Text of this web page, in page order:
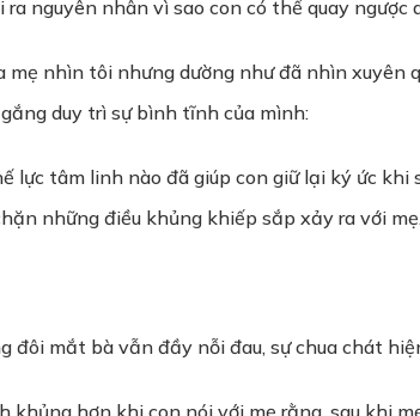
ra nguyên nhân vì sao con có thể quay
mẹ nhìn tôi nhưng dường như đã nhìn
duy trì sự bình tĩnh của mình:
lực tâm linh nào đã giúp con giữ lại ký ức
những điều khủng khiếp sắp xảy ra với
đôi mắt bà vẫn đầy nỗi đau, sự chua chát
khủng hơn khi con nói với mẹ rằng, sau khi